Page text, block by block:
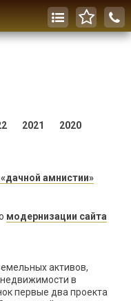
2021
2020
амнистии»
модернизации сайта
активов,
в
первые два проекта